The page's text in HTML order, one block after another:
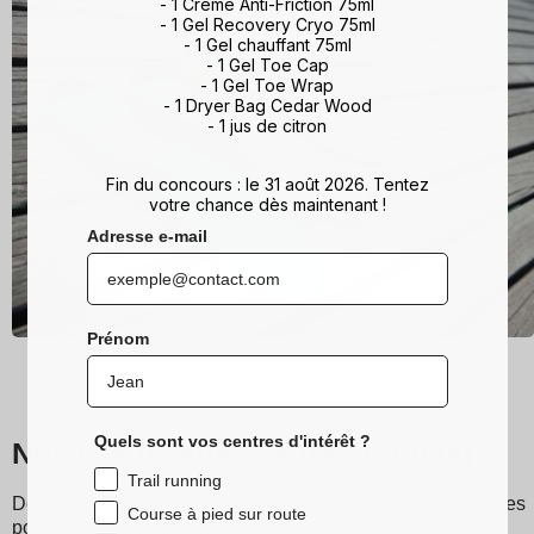
Nos chaussettes de trail running
Découvrez les chaussettes de running et trail Sidas, conçues
pour offrir un confort exceptionnel lors de vos courses.
- 1 Gel Recovery Cryo 75ml
- 1 Gel chauffant 75ml
- 1 Gel Toe Cap
- 1 Gel Toe Wrap
- 1 Dryer Bag Cedar Wood
- 1 jus de citron
Fin du concours : le 31 août 2026. Tentez
votre chance dès maintenant !
Adresse e-mail
Prénom
Quels sont vos centres d'intérêt ?
Trail running
Course à pied sur route